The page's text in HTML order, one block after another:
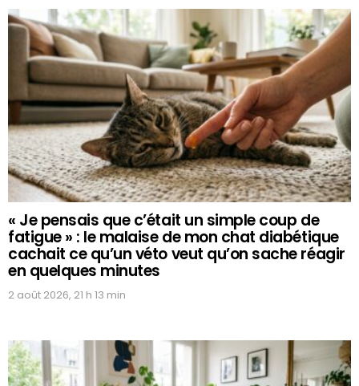
« Je pensais que c’était un simple coup de
fatigue » : le malaise de mon chat diabétique
cachait ce qu’un véto veut qu’on sache réagir
en quelques minutes
2 août 2026, 21 h 13 min